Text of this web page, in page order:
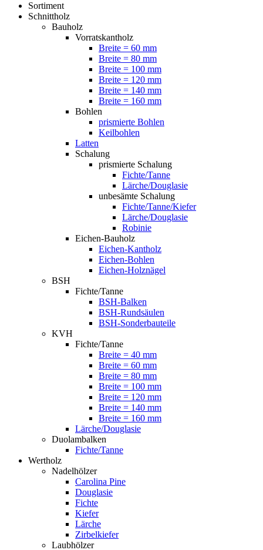
Sortiment
Schnittholz
Bauholz
Vorratskantholz
Breite = 60 mm
Breite = 80 mm
Breite = 100 mm
Breite = 120 mm
Breite = 140 mm
Breite = 160 mm
Bohlen
prismierte Bohlen
Keilbohlen
Latten
Schalung
prismierte Schalung
Fichte/Tanne
Lärche/Douglasie
unbesämte Schalung
Fichte/Tanne/Kiefer
Lärche/Douglasie
Robinie
Eichen-Bauholz
Eichen-Kantholz
Eichen-Bohlen
Eichen-Holznägel
BSH
Fichte/Tanne
BSH-Balken
BSH-Rundsäulen
BSH-Sonderbauteile
KVH
Fichte/Tanne
Breite = 40 mm
Breite = 60 mm
Breite = 80 mm
Breite = 100 mm
Breite = 120 mm
Breite = 140 mm
Breite = 160 mm
Lärche/Douglasie
Duolambalken
Fichte/Tanne
Wertholz
Nadelhölzer
Carolina Pine
Douglasie
Fichte
Kiefer
Lärche
Zirbelkiefer
Laubhölzer